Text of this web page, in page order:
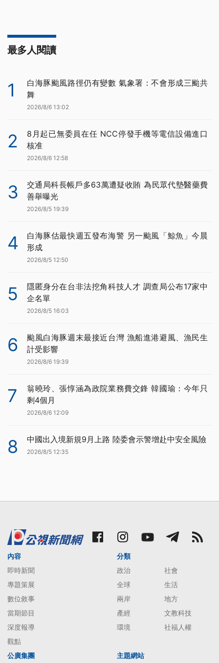
最多人閱讀
1
白海豚颱風路徑仍有變數 氣象署：不會形成三颱共
舞
2026/8/6 13:02
2
8月起已無委員在任 NCC停發手機等電信設備進口
核准
2026/8/6 12:58
3
交通局科長帳戶多63萬遭疑收賄 為民眾代墊醫藥費
善舉曝光
2026/8/5 19:39
4
白海豚估最快週五發布海警 另一颱風「鯨魚」今晨
形成
2026/8/5 12:50
5
隱匿身分在台非法挖角科技人才 調查局公布17家中
企名單
2026/8/5 16:03
6
颱風白海豚週末最接近台灣 漁船進港避風、漁民生
計受影響
2026/8/6 19:39
7
翁曉玲、張惇涵為政院業務費交鋒 韓國瑜：今年只
剩4個月
2026/8/6 12:09
8 中國出入境新規9月上路 陸委會示警增赴中安全風險
2026/8/5 12:35
內容
即時新聞
專題策展
數位敘事
當期節目
深度報導
觀點
分類
政治
社會
全球
生活
兩岸
地方
產經
文教科技
環境
社福人權
公廣集團 主題網站